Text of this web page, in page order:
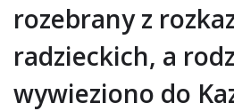
rozebrany z
radzieckich, a
wywieziono do